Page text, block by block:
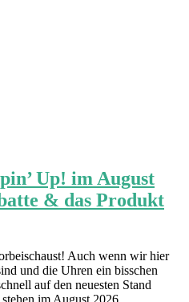
Up! im August
& das Produkt
Auch wenn wir hier
und die Uhren ein bisschen
auf den neuesten Stand
im August 2026